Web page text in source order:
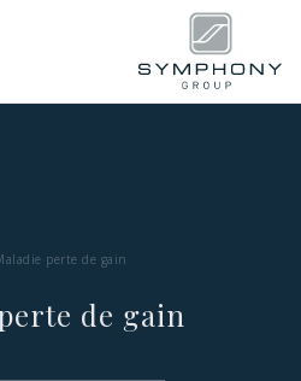
perte de gain
de gain